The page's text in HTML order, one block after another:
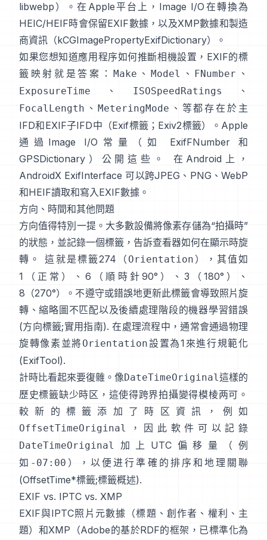
libwebp ）。在Apple平台上， Image I/O 在轉換為
HEIC/HEIF時會保留EXIF數據，以及XMP數據和製造
商資訊（kCGImagePropertyExifDictionary）。
如果您想知道應用程序如何推斷相機設置，EXIF的標
籤映射就是答案： Make 、 Model 、 FNumber 、
ExposureTime 、 ISOSpeedRatings 、
FocalLength 、 MeteringMode 、等都存在於主
IFD和EXIF子IFD中（Exif標籤 ； Exiv2標籤）。Apple
通過Image I/O常量（如
ExifFNumber
和
GPSDictionary ）公開這些。 在Android上，
AndroidX ExifInterface 可以跨JPEG、PNG、WebP
和HEIF讀取和寫入EXIF數據。
方向、時間和其他問題
方向值得特別一提。大多數設備將像素存儲為“拍攝時”
的狀態，並記錄一個標籤，告訴查看器如何在顯示時旋
轉。 這就是標籤274（ Orientation ），其值如
1（正常）、6（順時針90°）、3（180°）、
8（270°）。不遵守或錯誤地更新此標籤會導致照片旋
轉、縮略圖不匹配以及後續處理階段的機器學習錯誤
(方向標籤;實用指南). 在處理流程中，通常會通過物理
旋轉像素並將Orientation設置為1來進行規範化
(ExifTool).
計時比看起來要復雜。像DateTimeOriginal這樣的
歷史標籤缺少時区，這使得跨界拍攝變得模棱两可。
較新的標籤添加了時区資訊，例如
OffsetTimeOriginal ，因此軟件可以記錄
DateTimeOriginal
加上UTC偏移量（例
如 -07:00 ），以便进行準確的排序和地理關聯
(OffsetTime*標籤;標籤概述).
EXIF vs. IPTC vs. XMP
EXIF與IPTC照片元數據 （標題、創作者、權利、主
題）和XMP （Adobe的基於RDF的框架，已標準化為